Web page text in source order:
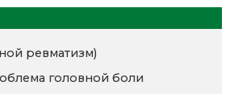
ревматизм)
головной боли